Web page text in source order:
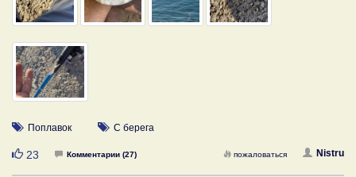
Поплавок С берега
Нравится
23 Комментарии (27) Nistru
пожаловаться